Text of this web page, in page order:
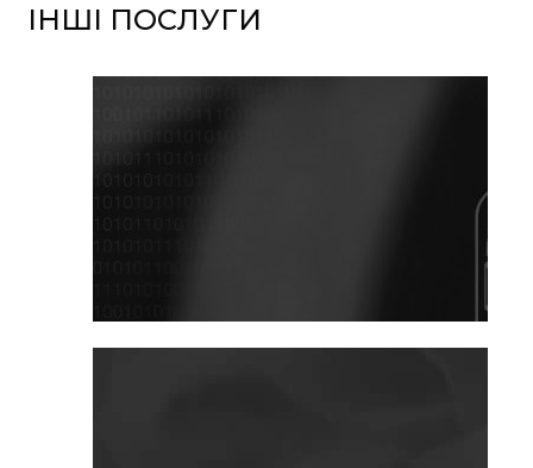
ІНШІ ПОСЛУГИ